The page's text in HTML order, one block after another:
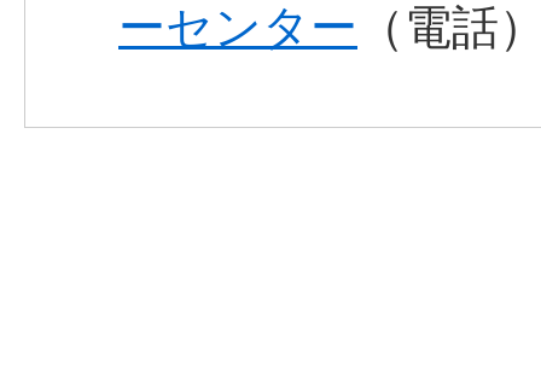
ーセンター （電話